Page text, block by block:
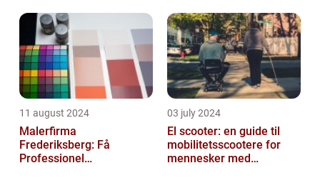
11 august 2024
Malerfirma
Frederiksberg: Få
Professionel
03 july 2024
El scooter: en guide til
mobilitetsscootere for
mennesker med